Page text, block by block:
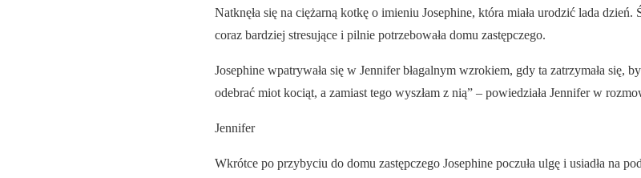
Natknęła się na ciężarną kotkę o imieniu Josephine, która miała urodzić lada dzień.
coraz bardziej stresujące i pilnie potrzebowała domu zastępczego.
Josephine wpatrywała się w Jennifer błagalnym wzrokiem, gdy ta zatrzymała się,
odebrać miot kociąt, a zamiast tego wyszłam z nią” – powiedziała Jennifer w
Jennifer
Wkrótce po przybyciu do domu zastępczego Josephine poczuła ulgę i usiadła na